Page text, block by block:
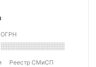
ОГРН
░░░░░░░░░░░░░
Реестр СМиСП